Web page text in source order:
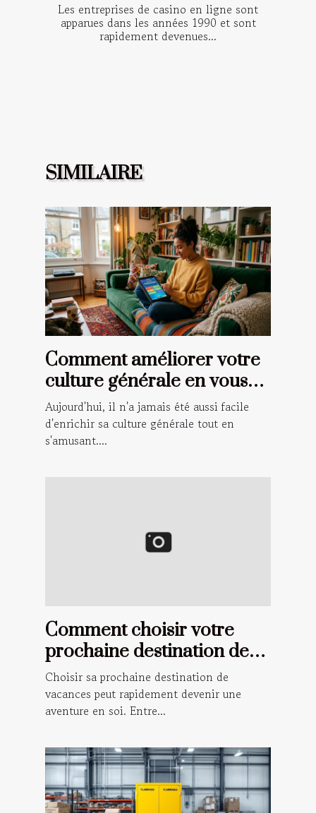
Les entreprises de casino en ligne sont
apparues dans les années 1990 et sont
rapidement devenues...
SIMILAIRE
Comment améliorer votre
culture générale en vous
amusant ?
Aujourd'hui, il n'a jamais été aussi facile
d'enrichir sa culture générale tout en
s'amusant....
Comment choisir votre
prochaine destination de
vacances ?
Choisir sa prochaine destination de
vacances peut rapidement devenir une
aventure en soi. Entre...